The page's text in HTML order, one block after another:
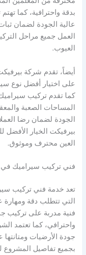
بدقة واحترافية، كما
عالية الجودة لضمان
العمل جميع مراحل
العيوب.
أيضاً، تقدم شركة
على اختيار أفضل نوع
كما تقدم تركيب
المساحات الصعبة
الجودة لضمان رضا
بيرفيكت الخيار
العين محترف وموثوق.
فني تركيب سيراميك في
تعد خدمة فني تركيب
التي تتطلب دقة ومهارة
فنية مدربة على تركيب
واحترافي، كما تعتمد
جودة الأرضيات
بجميع تفاصيل المشروع